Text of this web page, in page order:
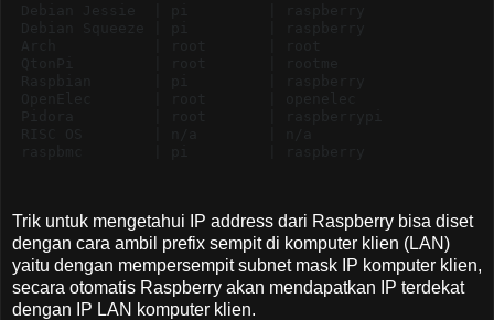
Trik untuk mengetahui IP address dari Raspberry bisa diset
dengan cara ambil prefix sempit di komputer klien (LAN)
yaitu dengan mempersempit subnet mask IP komputer klien,
secara otomatis Raspberry akan mendapatkan IP terdekat
dengan IP LAN komputer klien.